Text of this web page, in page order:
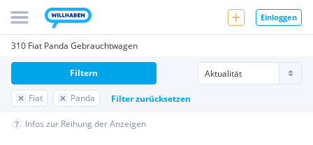
Einloggen
310 Fiat Panda Gebrauchtwagen
Fiat Panda Filter zurücksetzen
Filtern
Infos zur Reihung der Anzeigen